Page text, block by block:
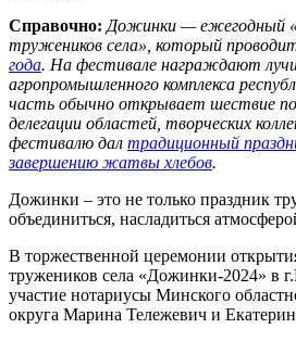
Справочно: Дожинки — ежегодный
тружеников села», который
года. На фестивале награждают
агропромышленного комплекса
часть обычно открывает шествие
делегации областей, творческих
фестивалю дал традиционный
завершению жатвы хлебов.
Дожинки – это не только праздник
объединиться, насладиться
В торжественной церемонии
тружеников села «Дожинки-2024» в
участие нотариусы Минского
округа Марина Тележевич и